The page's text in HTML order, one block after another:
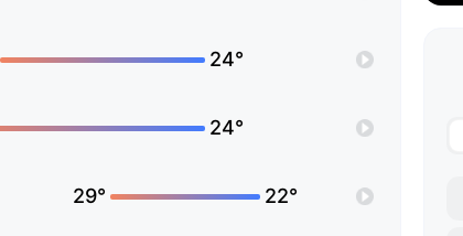
24°
24°
29° 22°